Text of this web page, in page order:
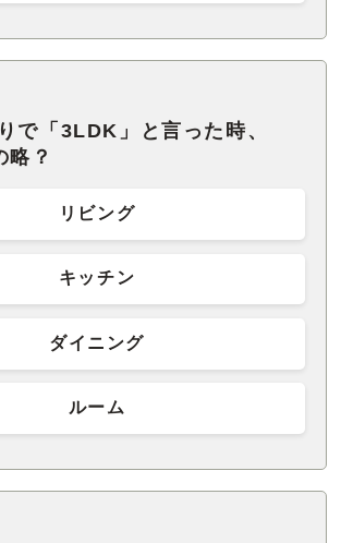
で「3LDK」と言った時、
略？
リビング
キッチン
ダイニング
ルーム